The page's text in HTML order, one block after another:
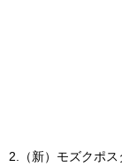
2.（新）モズクポス